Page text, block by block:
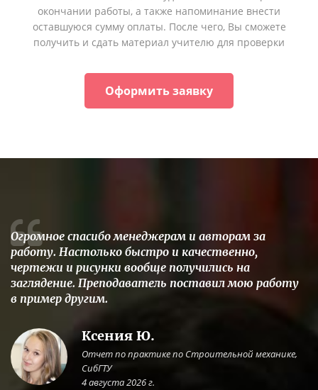
окончании работы, а также напоминание внести
оставшуюся сумму оплаты. После чего, Вы сможете
получить и сдать материал учителю для проверки
Оформить заявку
Огромное спасибо менеджерам и авторам за
работу. Настолько быстро и качественно,
чертежи и рисунки вообще получились на
заглядение. Преподаватель поставил мою работу
в пример другим.
Ксения Ю.
Отчет по практике по Строительной механике,
СибГТУ
4 августа 2026 г.